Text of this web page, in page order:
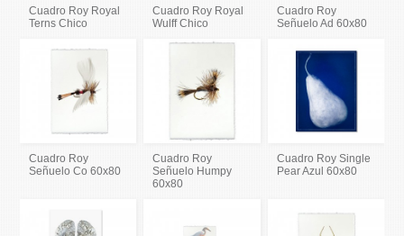
Cuadro Roy Royal
Terns Chico
Cuadro Roy Royal
Wulff Chico
Cuadro Roy
Señuelo Ad 60x80
Cuadro Roy
Señuelo Co 60x80
Cuadro Roy
Señuelo Humpy
60x80
Cuadro Roy Single
Pear Azul 60x80